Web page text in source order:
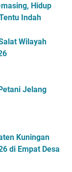
Hidup
Indah
Wilayah
Jelang
Kuningan
di Empat Desa